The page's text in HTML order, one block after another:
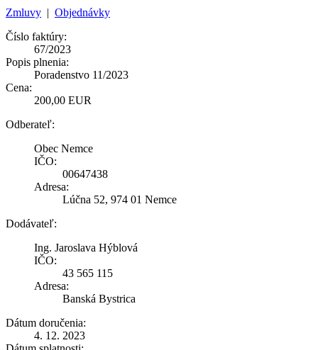
Zmluvy | Objednávky
Číslo faktúry:
67/2023
Popis plnenia:
Poradenstvo 11/2023
Cena:
200,00 EUR
Odberateľ:
Obec Nemce
IČO:
00647438
Adresa:
Lúčna 52, 974 01 Nemce
Dodávateľ:
Ing. Jaroslava Hýblová
IČO:
43 565 115
Adresa:
Banská Bystrica
Dátum doručenia:
4. 12. 2023